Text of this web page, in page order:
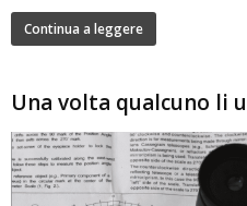
Continua a leggere
Una volta qualcuno li